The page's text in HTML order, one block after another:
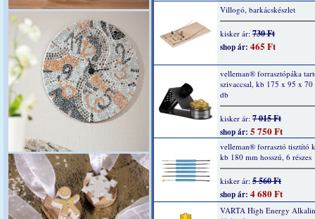
Villogó, barkácskészlet
kisker ár: 730 Ft
shop ár: 465 Ft
velleman® forrasztópáka
szivaccsal, kb 175 x 95 x
db
kisker ár: 7 015 Ft
shop ár: 5 750 Ft
velleman® forrasztó tisztító
kb 180 mm hosszú, 6 részes
kisker ár: 5 560 Ft
shop ár: 4 680 Ft
VARTA High Energy